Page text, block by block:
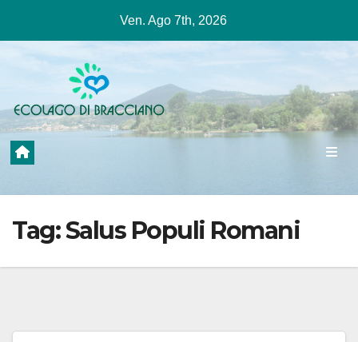
contenuto
Ven. Ago 7th, 2026
Tag:Salus Populi Romani